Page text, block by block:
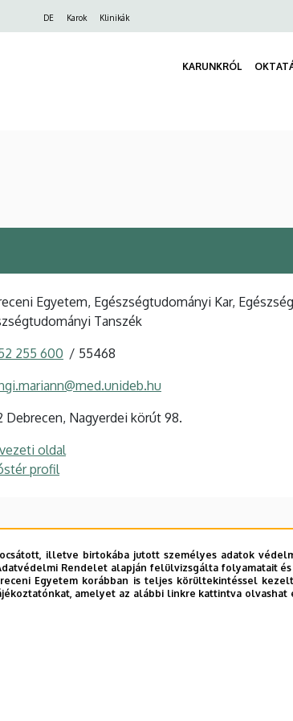
DE Karok Klinikák
KARUNKRÓL
Egyetem, Egészségtudományi Kar,
Tanszék
255 600 55468
Debrecen, Nagyerdei körút 98.
oldal
profil
illetve birtokába jutott személyes adatok
Rendelet alapján felülvizsgálta folyamatait
Egyetem korábban is teljes körültekintéssel
amelyet az alábbi linkre kattintva olvashat